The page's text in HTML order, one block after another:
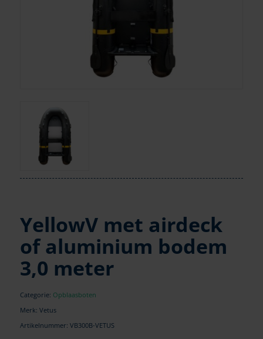
YellowV met airdeck
of aluminium bodem
3,0 meter
Categorie: Opblaasboten
Merk: Vetus
Artikelnummer: VB300B-VETUS